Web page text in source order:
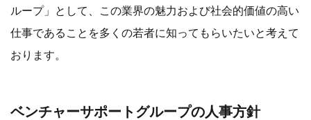
ループ」として、この業界の魅力および社会的価値の高い
仕事であることを多くの若者に知ってもらいたいと考えて
おります。
ベンチャーサポートグループの人事方針